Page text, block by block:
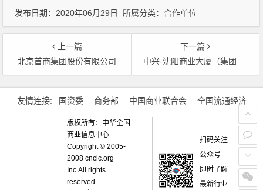
发布日期：2020年06月29日 所属分类：合作单位
上一篇
北京首商集团股份有限公司
下一篇
中兴-沈阳商业大厦（集团）股份有限公司
文章导航
友情连接:
国资委 商务部 中国商业联合会 全国流通经济
版权所有：中华全国
商业信息中心
Copyright © 2005-
2008 cncic.org
Inc.All rights
reserved
扫码关注
公众号
即时了解
最新行业